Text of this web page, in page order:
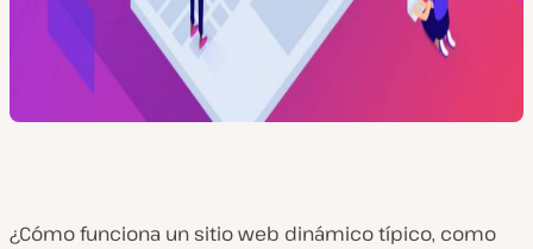
¿Cómo funciona un sitio web dinámico típico, como